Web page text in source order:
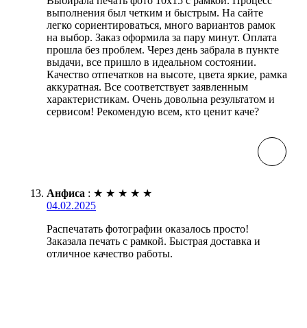
выполнения был четким и быстрым. На сайте
легко сориентироваться, много вариантов рамок
на выбор. Заказ оформила за пару минут. Оплата
прошла без проблем. Через день забрала в пункте
выдачи, все пришло в идеальном состоянии.
Качество отпечатков на высоте, цвета яркие, рамка
аккуратная. Все соответствует заявленным
характеристикам. Очень довольна результатом и
сервисом! Рекомендую всем, кто ценит каче?
Анфиса : ★ ★ ★ ★ ★
04.02.2025
Распечатать фотографии оказалось просто!
Заказала печать с рамкой. Быстрая доставка и
отличное качество работы.